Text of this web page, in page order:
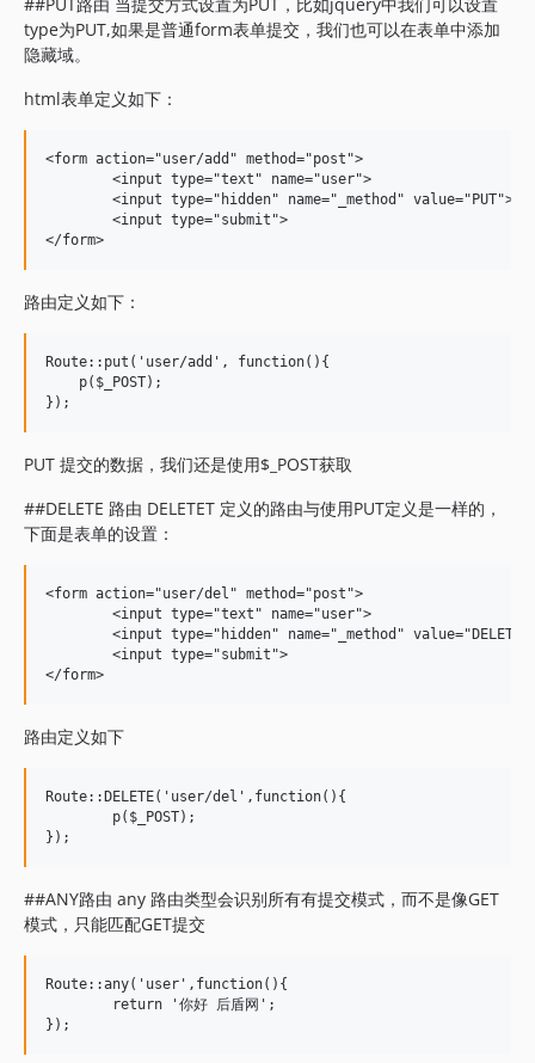
type为PUT,如果是普通form表单提交，我们也可以在表单中添加
隐藏域。
html表单定义如下：
<form action="user/add" method="post">
路由定义如下：
Route::put('user/add', function(){
    p($_POST);
PUT 提交的数据，我们还是使用$_POST获取
##DELETE 路由 DELETET 定义的路由与使用PUT定义是一样的，
下面是表单的设置：
<form action="user/del" method="post">
路由定义如下
Route::DELETE('user/del',function(){
##ANY路由 any 路由类型会识别所有有提交模式，而不是像GET
模式，只能匹配GET提交
Route::any('user',function(){